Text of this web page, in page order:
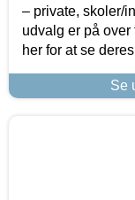
– private, skoler/
udvalg er på
her for at se
Se